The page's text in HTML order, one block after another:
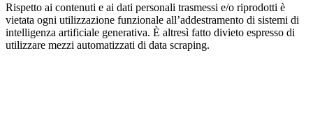
Rispetto ai contenuti e ai dati personali trasmessi e/o riprodotti è
vietata ogni utilizzazione funzionale all’addestramento di sistemi di
intelligenza artificiale generativa. È altresì fatto divieto espresso di
utilizzare mezzi automatizzati di data scraping.